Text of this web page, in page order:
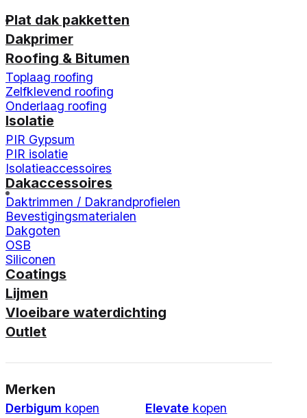
Plat dak pakketten
Dakprimer
Roofing & Bitumen
Toplaag roofing
Zelfklevend roofing
Onderlaag roofing
Isolatie
PIR Gypsum
PIR isolatie
Isolatieaccessoires
Dakaccessoires
Daktrimmen / Dakrandprofielen
Bevestigingsmaterialen
Dakgoten
OSB
Siliconen
Coatings
Lijmen
Vloeibare waterdichting
Outlet
Merken
Derbigum kopen Elevate kopen